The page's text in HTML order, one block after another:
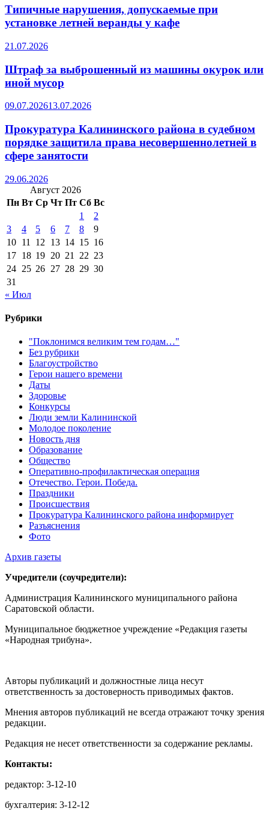
Типичные нарушения, допускаемые при
установке летней веранды у кафе
21.07.2026
Штраф за выброшенный из машины окурок или
иной мусор
09.07.202613.07.2026
Прокуратура Калининского района в судебном
порядке защитила права несовершеннолетней в
сфере занятости
29.06.2026
Август 2026
Пн Вт Ср Чт Пт Сб Вс
1
2
3
4 5 6 7 8
9
10 11 12 13 14 15 16
17 18 19 20 21 22 23
24 25 26 27 28 29 30
31
« Июл
Рубрики
"Поклонимся великим тем годам…"
Без рубрики
Благоустройство
Герои нашего времени
Даты
Здоровье
Конкурсы
Люди земли Калининской
Молодое поколение
Новость дня
Образование
Общество
Оперативно-профилактическая операция
Отечество. Герои. Победа.
Праздники
Происшествия
Прокуратура Калининского района информирует
Разъяснения
Фото
Архив газеты
Учредители (соучредители):
Администрация Калининского муниципального района
Саратовской области.
Муниципальное бюджетное учреждение «Редакция газеты
«Народная трибуна».
Авторы публикаций и должностные лица несут
ответственность за достоверность приводимых фактов.
Мнения авторов публикаций не всегда отражают точку зрения
редакции.
Редакция не несет ответственности за содержание рекламы.
Контакты:
редактор: 3-12-10
бухгалтерия: 3-12-12